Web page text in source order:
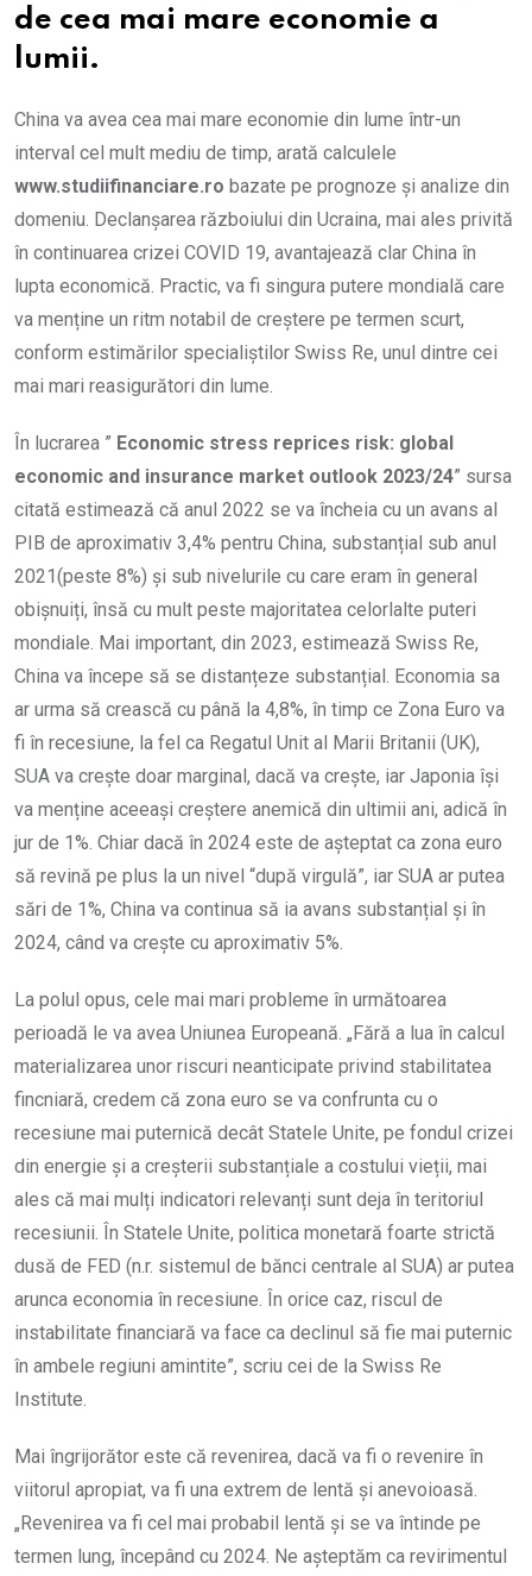
de cea mai mare economie a
lumii.
China va avea cea mai mare economie din lume într-un
interval cel mult mediu de timp, arată calculele
www.studiifinanciare.ro bazate pe prognoze și analize din
domeniu. Declanșarea războiului din Ucraina, mai ales privită
în continuarea crizei COVID 19, avantajează clar China în
lupta economică. Practic, va fi singura putere mondială care
va menține un ritm notabil de creștere pe termen scurt,
conform estimărilor specialiștilor Swiss Re, unul dintre cei
mai mari reasigurători din lume.
În lucrarea ” Economic stress reprices risk: global
economic and insurance market outlook 2023/24” sursa
citată estimează că anul 2022 se va încheia cu un avans al
PIB de aproximativ 3,4% pentru China, substanțial sub anul
2021(peste 8%) și sub nivelurile cu care eram în general
obișnuiți, însă cu mult peste majoritatea celorlalte puteri
mondiale. Mai important, din 2023, estimează Swiss Re,
China va începe să se distanțeze substanțial. Economia sa
ar urma să crească cu până la 4,8%, în timp ce Zona Euro va
fi în recesiune, la fel ca Regatul Unit al Marii Britanii (UK),
SUA va crește doar marginal, dacă va crește, iar Japonia își
va menține aceeași creștere anemică din ultimii ani, adică în
jur de 1%. Chiar dacă în 2024 este de așteptat ca zona euro
să revină pe plus la un nivel “după virgulă”, iar SUA ar putea
sări de 1%, China va continua să ia avans substanțial și în
2024, când va crește cu aproximativ 5%.
La polul opus, cele mai mari probleme în următoarea
perioadă le va avea Uniunea Europeană. „Fără a lua în calcul
materializarea unor riscuri neanticipate privind stabilitatea
fincniară, credem că zona euro se va confrunta cu o
recesiune mai puternică decât Statele Unite, pe fondul crizei
din energie și a creșterii substanțiale a costului vieții, mai
ales că mai mulți indicatori relevanți sunt deja în teritoriul
recesiunii. În Statele Unite, politica monetară foarte strictă
dusă de FED (n.r. sistemul de bănci centrale al SUA) ar putea
arunca economia în recesiune. În orice caz, riscul de
instabilitate financiară va face ca declinul să fie mai puternic
în ambele regiuni amintite”, scriu cei de la Swiss Re
Institute.
Mai îngrijorător este că revenirea, dacă va fi o revenire în
viitorul apropiat, va fi una extrem de lentă și anevoioasă.
„Revenirea va fi cel mai probabil lentă și se va întinde pe
termen lung, începând cu 2024. Ne așteptăm ca revirimentul